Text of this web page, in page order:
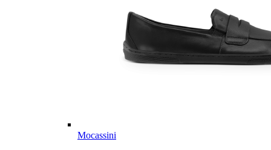
Mocassini